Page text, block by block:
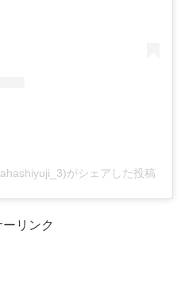
がシェアした投稿
リンク